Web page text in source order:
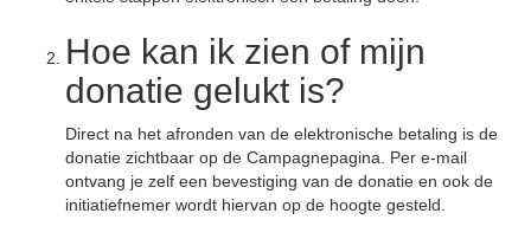
Hoe kan ik zien of mijn
donatie gelukt is?
Direct na het afronden van de elektronische betaling is de
donatie zichtbaar op de Campagnepagina. Per e-mail
ontvang je zelf een bevestiging van de donatie en ook de
initiatiefnemer wordt hiervan op de hoogte gesteld.